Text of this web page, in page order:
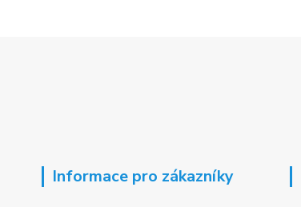
Informace pro zákazníky